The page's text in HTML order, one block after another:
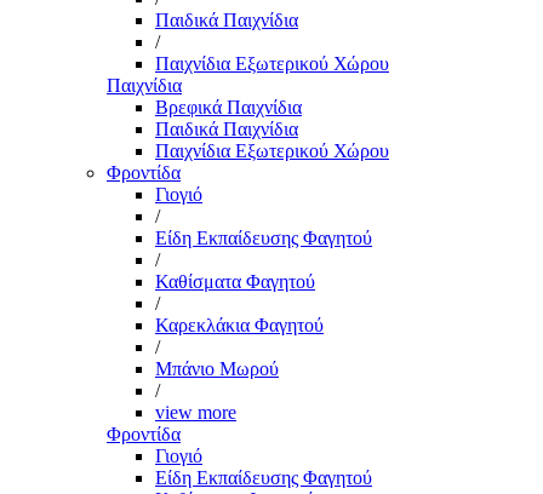
Παιδικά Παιχνίδια
/
Παιχνίδια Εξωτερικού Χώρου
Παιχνίδια
Βρεφικά Παιχνίδια
Παιδικά Παιχνίδια
Παιχνίδια Εξωτερικού Χώρου
Φροντίδα
Γιογιό
/
Είδη Εκπαίδευσης Φαγητού
/
Καθίσματα Φαγητού
/
Καρεκλάκια Φαγητού
/
Μπάνιο Μωρού
/
view more
Φροντίδα
Γιογιό
Είδη Εκπαίδευσης Φαγητού